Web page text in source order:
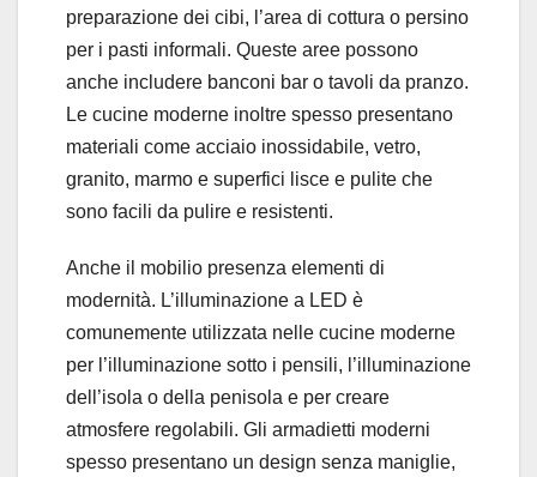
preparazione dei cibi, l’area di cottura o persino
per i pasti informali. Queste aree possono
anche includere banconi bar o tavoli da pranzo.
Le cucine moderne inoltre spesso presentano
materiali come acciaio inossidabile, vetro,
granito, marmo e superfici lisce e pulite che
sono facili da pulire e resistenti.
Anche il mobilio presenza elementi di
modernità. L’illuminazione a LED è
comunemente utilizzata nelle cucine moderne
per l’illuminazione sotto i pensili, l’illuminazione
dell’isola o della penisola e per creare
atmosfere regolabili. Gli armadietti moderni
spesso presentano un design senza maniglie,